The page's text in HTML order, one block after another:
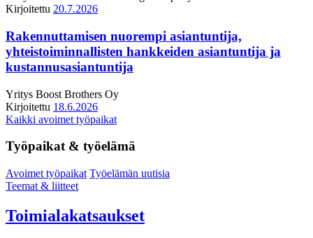
Kirjoitettu 20.7.2026
Rakennuttamisen nuorempi asiantuntija,
yhteistoiminnallisten hankkeiden asiantuntija ja
kustannusasiantuntija
Yritys Boost Brothers Oy
Kirjoitettu 18.6.2026
Kaikki avoimet työpaikat
Työpaikat & työelämä
Avoimet työpaikat Työelämän uutisia
Teemat & liitteet
Toimialakatsaukset